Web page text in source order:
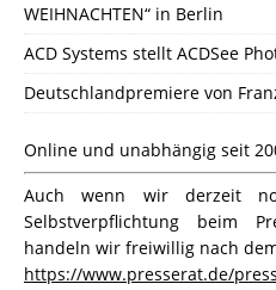
WEIHNACHTEN“ in Berlin
ACD Systems stellt ACDSee
Deutschlandpremiere von
Online und unabhängig seit
Auch wenn wir derzeit
Selbstverpflichtung beim
handeln wir freiwillig nach
https://www.presserat.de/